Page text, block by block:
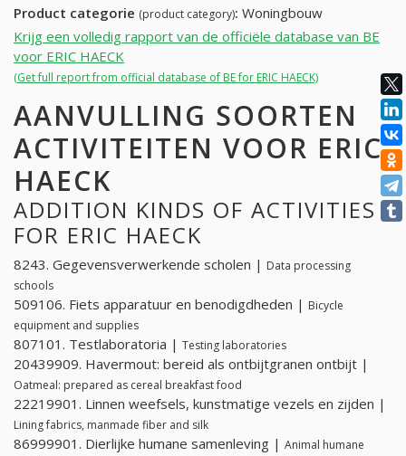
Product categorie (product category): Woningbouw
Krijg een volledig rapport van de officiële database van BE
voor ERIC HAECK
(Get full report from official database of BE for ERIC HAECK)
AANVULLING SOORTEN
ACTIVITEITEN VOOR ERIC
HAECK
ADDITION KINDS OF ACTIVITIES
FOR ERIC HAECK
8243. Gegevensverwerkende scholen | Data processing
schools
509106. Fiets apparatuur en benodigdheden | Bicycle
equipment and supplies
807101. Testlaboratoria | Testing laboratories
20439909. Havermout: bereid als ontbijtgranen ontbijt |
Oatmeal: prepared as cereal breakfast food
22219901. Linnen weefsels, kunstmatige vezels en zijden |
Lining fabrics, manmade fiber and silk
86999901. Dierlijke humane samenleving | Animal humane